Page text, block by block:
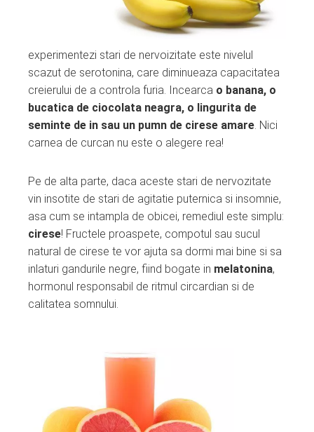
experimentezi stari de nervoizitate este nivelul
scazut de serotonina, care diminueaza capacitatea
creierului de a controla furia. Incearca o banana, o
bucatica de ciocolata neagra, o lingurita de
seminte de in sau un pumn de cirese amare. Nici
carnea de curcan nu este o alegere rea!
Pe de alta parte, daca aceste stari de nervozitate
vin insotite de stari de agitatie puternica si insomnie,
asa cum se intampla de obicei, remediul este simplu:
cirese! Fructele proaspete, compotul sau sucul
natural de cirese te vor ajuta sa dormi mai bine si sa
inlaturi gandurile negre, fiind bogate in melatonina,
hormonul responsabil de ritmul circardian si de
calitatea somnului.